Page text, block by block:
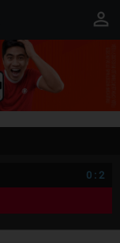
perm_identity
0 : 2